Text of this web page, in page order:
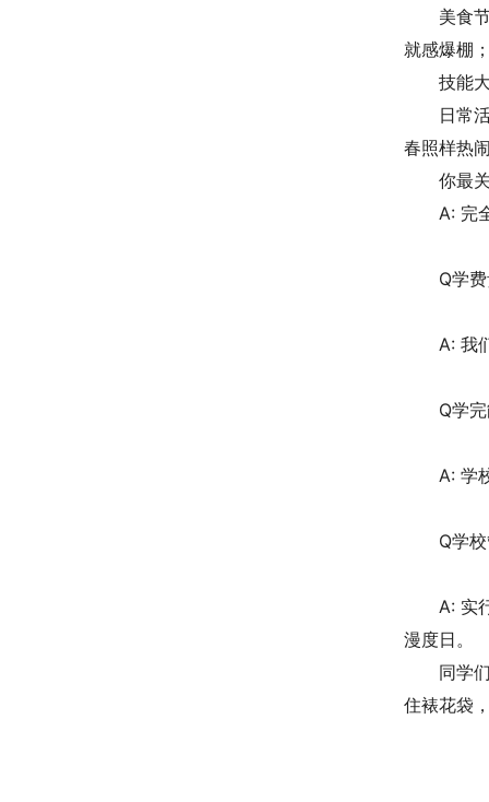
美食
就感爆棚
技能
日常
春照样热
你最
A: 完
Q学
A: 我
Q学
A: 学
Q学
A: 实
漫度日。
同学
住裱花袋